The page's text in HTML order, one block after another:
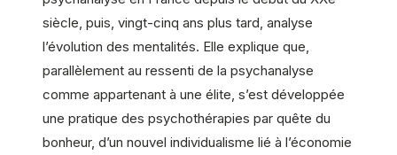
siècle, puis, vingt-cinq ans plus tard, analyse
l’évolution des mentalités. Elle explique que,
parallèlement au ressenti de la psychanalyse
comme appartenant à une élite, s’est développée
une pratique des psychothérapies par quête du
bonheur, d’un nouvel individualisme lié à l’économie